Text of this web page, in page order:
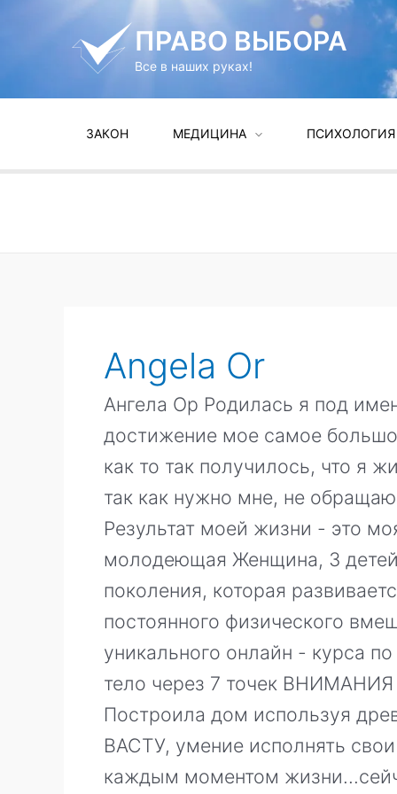
содержимому
ПРАВО ВЫБОРА
Все в наших руках!
ЗАКОН МЕДИЦИНА ПСИХОЛОГИЯ
Angela Or
Ангела Ор Родилась я под
достижение мое самое
как то так получилось, что я
так как нужно мне, не
Результат моей жизни - это
молодеющая Женщина, 3
поколения, которая
постоянного физического
уникального онлайн - курса
тело через 7 точек
Построила дом используя
ВАСТУ, умение исполнять
каждым моментом